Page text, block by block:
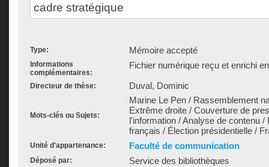
cadre stratégique
Type: Mémoire accepté
Informations
complémentaires:
Fichier numérique reçu et enrichi
Directeur de thèse: Duval, Dominic
Mots-clés ou Sujets:
Marine Le Pen / Rassemblement
Extrême droite / Couverture de
l'information / Analyse de contenu
français / Élection présidentielle /
Unité d'appartenance: Faculté de communication
Déposé par: Service des bibliothèques